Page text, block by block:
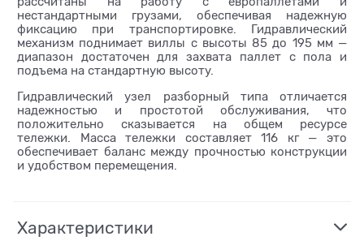
нестандартными грузами, обеспечивая надежную
фиксацию при транспортировке. Гидравлический
механизм поднимает виллы с высоты 85 до 195 мм —
диапазон достаточен для захвата паллет с пола и
подъема на стандартную высоту.
Гидравлический узел разборный типа отличается
надежностью и простотой обслуживания, что
положительно сказывается на общем ресурсе
тележки. Масса тележки составляет 116 кг — это
обеспечивает баланс между прочностью конструкции
и удобством перемещения.
Характеристики